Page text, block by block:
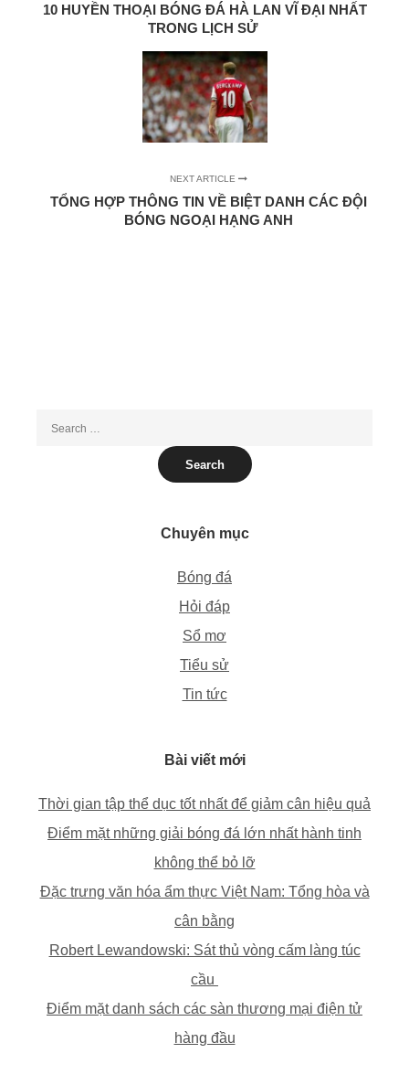
10 HUYỀN THOẠI BÓNG ĐÁ HÀ LAN VĨ ĐẠI NHẤT
TRONG LỊCH SỬ
NEXT ARTICLE
TỔNG HỢP THÔNG TIN VỀ BIỆT DANH CÁC ĐỘI
BÓNG NGOẠI HẠNG ANH
Chuyên mục
Bóng đá
Hỏi đáp
Sổ mơ
Tiểu sử
Tin tức
Bài viết mới
Thời gian tập thể dục tốt nhất để giảm cân hiệu quả
Điểm mặt những giải bóng đá lớn nhất hành tinh
không thể bỏ lỡ
Đặc trưng văn hóa ẩm thực Việt Nam: Tổng hòa và
cân bằng
Robert Lewandowski: Sát thủ vòng cấm làng túc
cầu
Điểm mặt danh sách các sàn thương mại điện tử
hàng đầu